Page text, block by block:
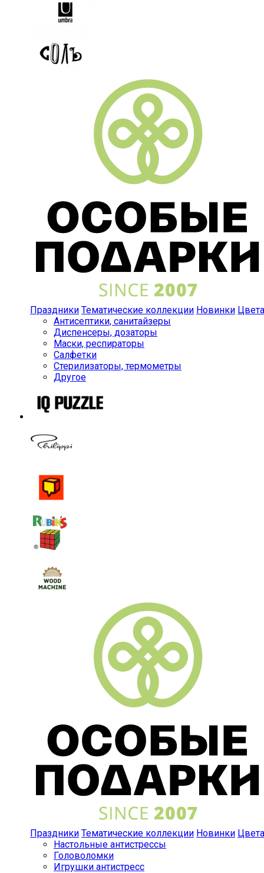
Праздники Тематические коллекции Новинки Цвета
Антисептики, санитайзеры
Диспенсеры, дозаторы
Маски, респираторы
Салфетки
Стерилизаторы, термометры
Другое
Праздники Тематические коллекции Новинки Цвета
Настольные антистрессы
Головоломки
Игрушки антистресс